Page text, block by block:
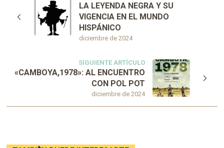
diciembre de 2024
LA LEYENDA NEGRA Y SU
VIGENCIA EN EL MUNDO
HISPÁNICO
SIGUIENTE ARTÍCULO
diciembre de 2024
«CAMBOYA,1978»: AL ENCUENTRO
CON POL POT